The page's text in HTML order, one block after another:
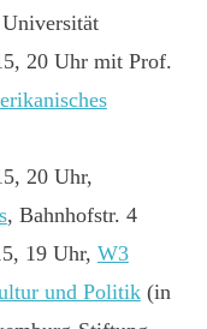
20 Uhr mit Prof.
20 Uhr,
, Bahnhofstr. 4
19 Uhr, W3
und Politik(in